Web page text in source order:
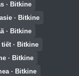
· Bitkine
· Bitkine
· Bitkine
· Bitkine
· Bitkine
· Bitkine